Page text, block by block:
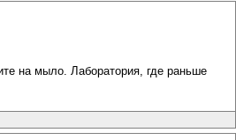
на мыло. Лаборатория, где раньше